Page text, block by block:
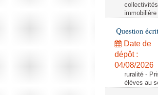
Question
Date de
dépôt :
04/08/2026
ruralité -
élèves au